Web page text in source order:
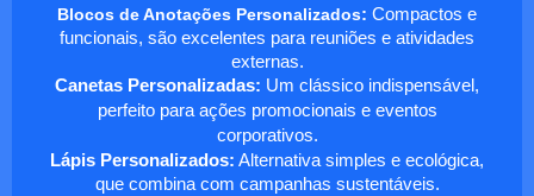
Blocos de Anotações Personalizados: Compactos e
funcionais, são excelentes para reuniões e atividades
externas.
Canetas Personalizadas: Um clássico indispensável,
perfeito para ações promocionais e eventos
corporativos.
Lápis Personalizados: Alternativa simples e ecológica,
que combina com campanhas sustentáveis.